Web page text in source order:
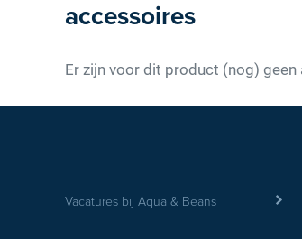
accessoires
Er zijn voor dit product (nog)
Vacatures bij Aqua & Beans